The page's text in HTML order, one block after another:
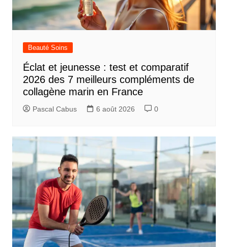
Beauté Soins
Éclat et jeunesse : test et comparatif
2026 des 7 meilleurs compléments de
collagène marin en France
Pascal Cabus 6 août 2026 0